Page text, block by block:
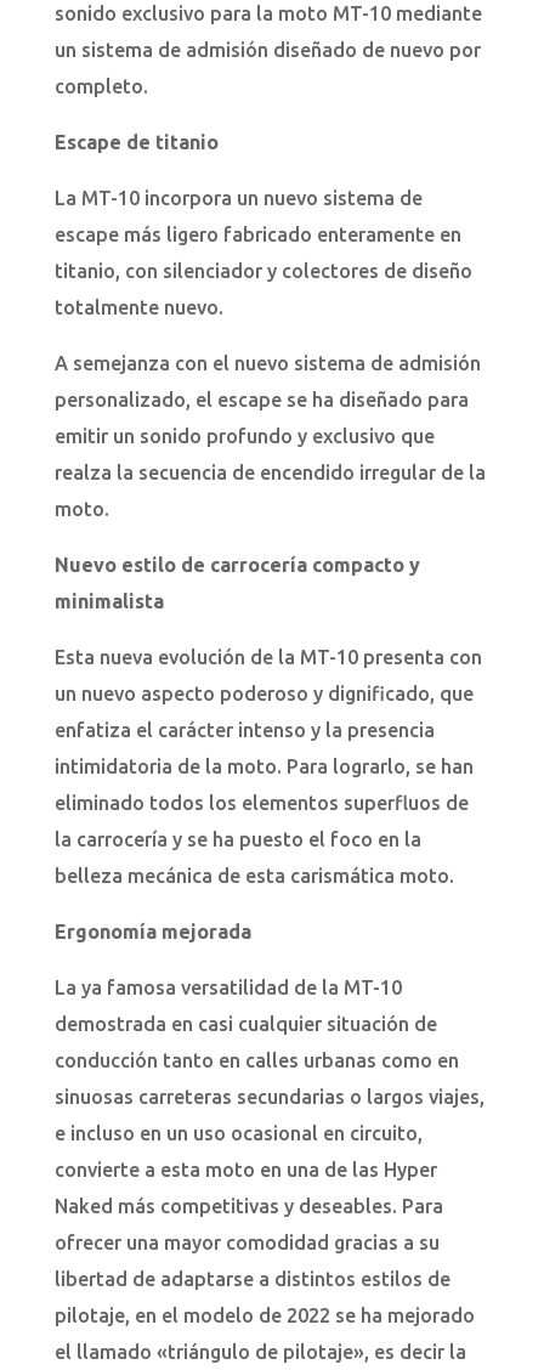
sonido exclusivo para la moto MT-10 mediante
un sistema de admisión diseñado de nuevo por
completo.
Escape de titanio
La MT-10 incorpora un nuevo sistema de
escape más ligero fabricado enteramente en
titanio, con silenciador y colectores de diseño
totalmente nuevo.
A semejanza con el nuevo sistema de admisión
personalizado, el escape se ha diseñado para
emitir un sonido profundo y exclusivo que
realza la secuencia de encendido irregular de la
moto.
Nuevo estilo de carrocería compacto y
minimalista
Esta nueva evolución de la MT-10 presenta con
un nuevo aspecto poderoso y dignificado, que
enfatiza el carácter intenso y la presencia
intimidatoria de la moto. Para lograrlo, se han
eliminado todos los elementos superfluos de
la carrocería y se ha puesto el foco en la
belleza mecánica de esta carismática moto.
Ergonomía mejorada
La ya famosa versatilidad de la MT-10
demostrada en casi cualquier situación de
conducción tanto en calles urbanas como en
sinuosas carreteras secundarias o largos viajes,
e incluso en un uso ocasional en circuito,
convierte a esta moto en una de las Hyper
Naked más competitivas y deseables. Para
ofrecer una mayor comodidad gracias a su
libertad de adaptarse a distintos estilos de
pilotaje, en el modelo de 2022 se ha mejorado
el llamado «triángulo de pilotaje», es decir la